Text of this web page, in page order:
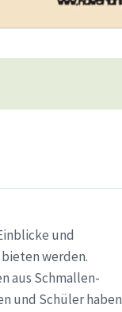
und
werden.
aus Schmallen-
und Schüler haben